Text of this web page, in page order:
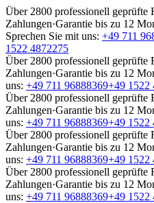
Über 2800 professionell geprüfte
Zahlungen·Garantie bis zu 12
Sprechen Sie mit uns: +49 711
1522 4872275
Über 2800 professionell geprüfte
Zahlungen·Garantie bis zu 12
uns: +49 711 96888369+49 1522
Über 2800 professionell geprüfte
Zahlungen·Garantie bis zu 12
uns: +49 711 96888369+49 1522
Über 2800 professionell geprüfte
Zahlungen·Garantie bis zu 12
uns: +49 711 96888369+49 1522
Über 2800 professionell geprüfte
Zahlungen·Garantie bis zu 12
uns: +49 711 96888369+49 1522